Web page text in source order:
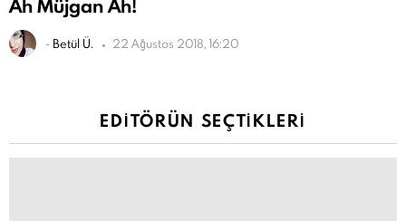
Ah Müjgan Ah!
- Betül Ü. 22 Ağustos 2018, 16:20
EDITÖRÜN SEÇTIKLERI